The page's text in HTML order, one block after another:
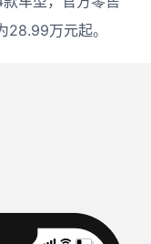
万元起。